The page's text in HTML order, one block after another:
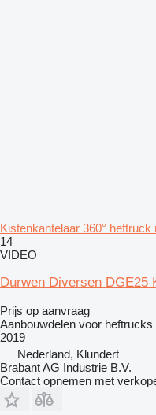
Kistenkantelaar 360° heftruck
14
VIDEO
Durwen Diversen DGE25
Prijs op aanvraag
Aanbouwdelen voor
2019
Nederland, Klundert
Brabant AG Industrie B.V.
Contact opnemen met